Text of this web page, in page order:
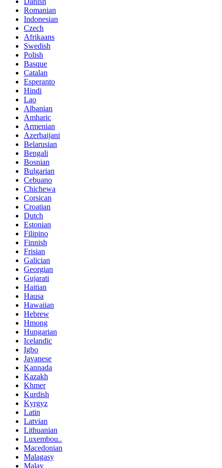
Romanian
Indonesian
Czech
Afrikaans
Swedish
Polish
Basque
Catalan
Esperanto
Hindi
Lao
Albanian
Amharic
Armenian
Azerbaijani
Belarusian
Bengali
Bosnian
Bulgarian
Cebuano
Chichewa
Corsican
Croatian
Dutch
Estonian
Filipino
Finnish
Frisian
Galician
Georgian
Gujarati
Haitian
Hausa
Hawaiian
Hebrew
Hmong
Hungarian
Icelandic
Igbo
Javanese
Kannada
Kazakh
Khmer
Kurdish
Kyrgyz
Latin
Latvian
Lithuanian
Luxembou..
Macedonian
Malagasy
Malay